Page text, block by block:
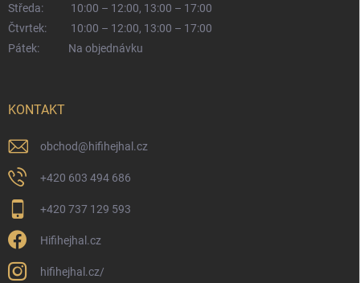
Středa:
10:00 – 12:00, 13:00 – 17:00
Čtvrtek:
10:00 – 12:00, 13:00 – 17:00
Pátek:
Na objednávku
KONTAKT
obchod@hifihejhal.cz
+420 603 494 686
+420 737 129 593
Hifihejhal.cz
hifihejhal.cz/